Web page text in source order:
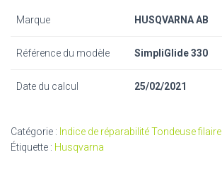
Marque HUSQVARNA AB
Référence du modèle SimpliGlide 330
Date du calcul 25/02/2021
Catégorie : Indice de réparabilité Tondeuse filaire
Étiquette : Husqvarna